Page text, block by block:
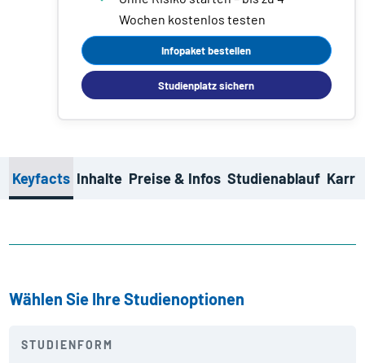
Wochen kostenlos testen
Infopaket bestellen
Studienplatz sichern
Keyfacts Inhalte Preise & Infos Studienablauf
Wählen Sie Ihre Studienoptionen
STUDIENFORM